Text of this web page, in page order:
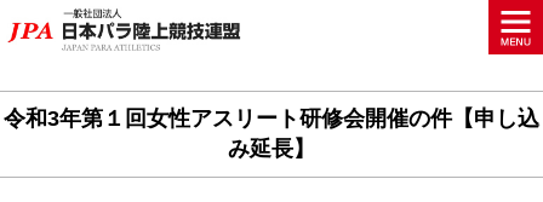
令和3年第１回女性アスリート研修会開催の件【申し込
み延長】